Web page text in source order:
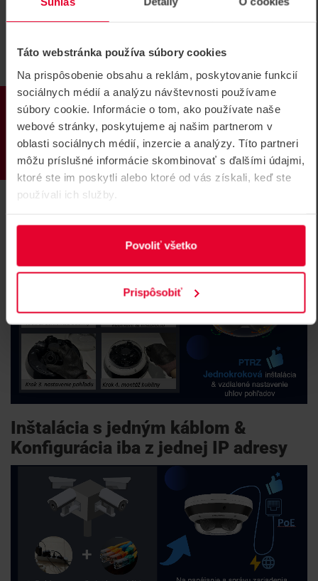
Táto webstránka používa súbory cookies
Na prispôsobenie obsahu a reklám, poskytovanie funkcií
sociálnych médií a analýzu návštevnosti používame
súbory cookie. Informácie o tom, ako používate naše
webové stránky, poskytujeme aj našim partnerom v
oblasti sociálnych médií, inzercie a analýzy. Títo partneri
môžu príslušné informácie skombinovať s ďalšími údajmi,
ktoré ste im poskytli alebo ktoré od vás získali, keď ste
používali ich služby.
Povoliť všetko
Prispôsobiť
PRODUKTY
Jednokroková inštalácia pomocou
Inštalácia s jedným káblom &
Konfigurácia iba z jednej IP adresy